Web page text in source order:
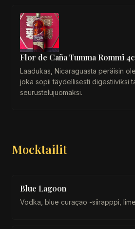
Flor de Caña Tumma Rommi
Laadukas, Nicaraguasta peräisin
joka sopii täydellisesti digestiiviksi
seurustelujuomaksi.
Mocktailit
Blue Lagoon
Vodka, blue curaçao -siirapppi,